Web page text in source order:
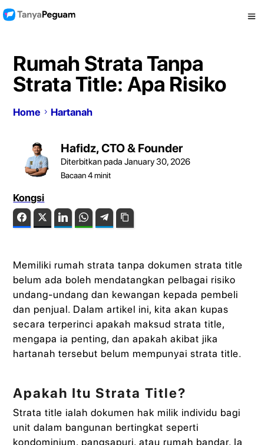
Rumah Strata Tanpa
Strata Title: Apa Risiko
Home Hartanah
Hafidz, CTO & Founder
Diterbitkan pada January 30, 2026
Bacaan4minit
Kongsi
FacebookTwitter LinkedIn WhatsAppTelegram
Memiliki rumah strata tanpa dokumen strata title
belum ada boleh mendatangkan pelbagai risiko
undang-undang dan kewangan kepada pembeli
dan penjual. Dalam artikel ini, kita akan kupas
secara terperinci apakah maksud strata title,
mengapa ia penting, dan apakah akibat jika
hartanah tersebut belum mempunyai strata title.
Apakah Itu Strata Title?
Strata title ialah dokumen hak milik individu bagi
unit dalam bangunan bertingkat seperti
kondominium, pangsapuri, atau rumah bandar. Ia